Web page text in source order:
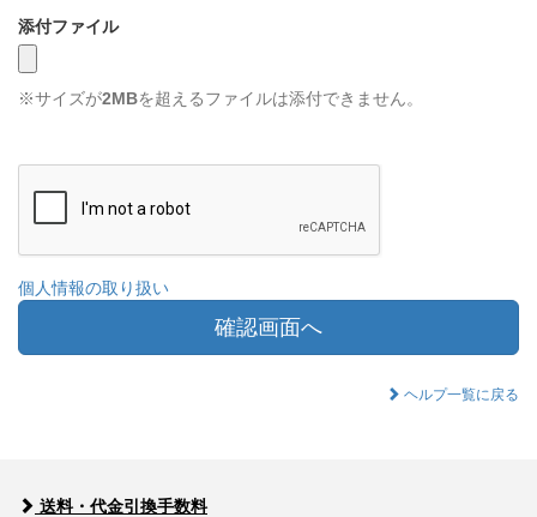
添付ファイル
※サイズが2MBを超えるファイルは添付できません。
個人情報の取り扱い
確認画面へ
ヘルプ一覧に戻る
送料・代金引換手数料